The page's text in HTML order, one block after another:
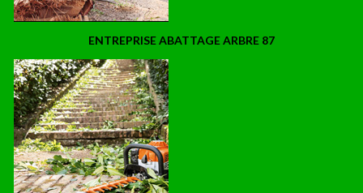
ENTREPRISE ABATTAGE ARBRE 87